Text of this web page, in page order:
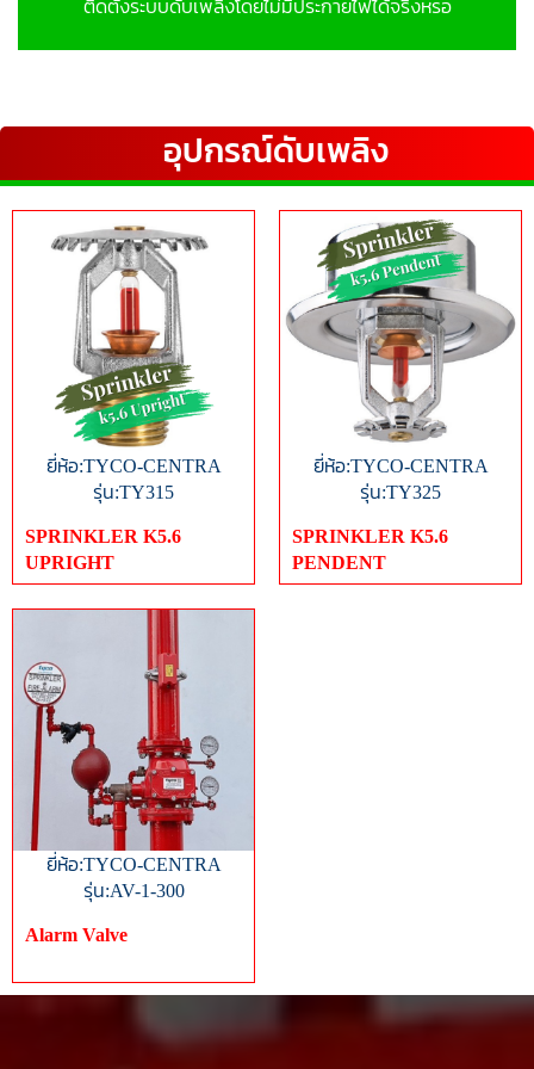
ติดตั้งระบบดับเพลิงโดยไม่มีประกายไฟได้จริงหรอ
อุปกรณ์ดับเพลิง
ยี่ห้อ:TYCO-CENTRA
รุ่น:TY315
SPRINKLER K5.6
UPRIGHT
ยี่ห้อ:TYCO-CENTRA
รุ่น:TY325
SPRINKLER K5.6
PENDENT
ยี่ห้อ:TYCO-CENTRA
รุ่น:AV-1-300
Alarm Valve